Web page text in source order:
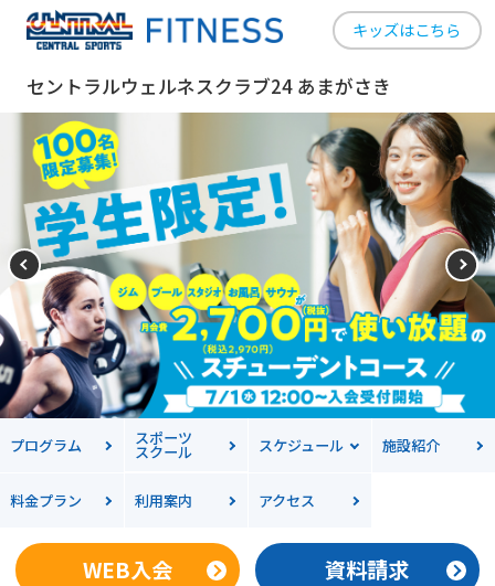
キッズはこちら
セントラルウェルネスクラブ24 あまがさき
プログラム スポーツ
スクール スケジュール 施設紹介
料金プラン 利用案内 アクセス
WEB入会 資料請求